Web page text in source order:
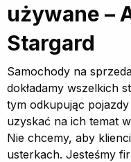
używane –
Stargard
Samochody na
dokładamy wszelkich
tym odkupując
uzyskać na ich temat
Nie chcemy, aby
usterkach. Jesteśmy